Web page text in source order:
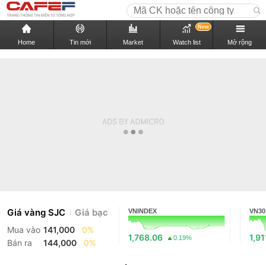
Home Tin mới Market Watch list
New
Mở rộng
Giá vàng SJC Giá bạc
Mua vào 141,000
0%
Bán ra
144,000 0%
VNINDEX
1,768.06 0.19%
VN30